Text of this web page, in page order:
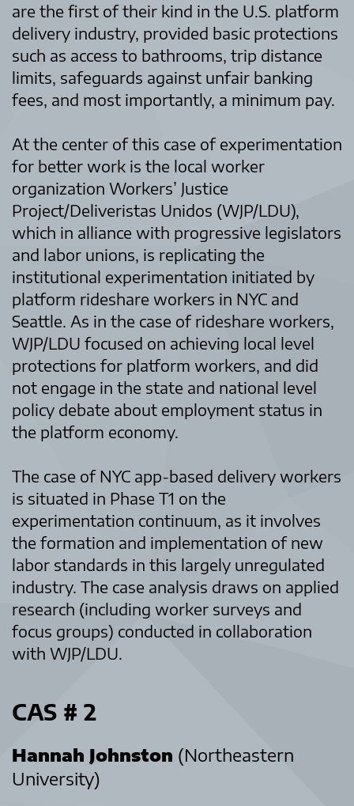
are the first of their kind in the U.S. platform
delivery industry, provided basic protections
such as access to bathrooms, trip distance
limits, safeguards against unfair banking
fees, and most importantly, a minimum pay.
At the center of this case of experimentation
for better work is the local worker
organization Workers’ Justice
Project/Deliveristas Unidos (WJP/LDU),
which in alliance with progressive legislators
and labor unions, is replicating the
institutional experimentation initiated by
platform rideshare workers in NYC and
Seattle. As in the case of rideshare workers,
WJP/LDU focused on achieving local level
protections for platform workers, and did
not engage in the state and national level
policy debate about employment status in
the platform economy.
The case of NYC app-based delivery workers
is situated in Phase T1 on the
experimentation continuum, as it involves
the formation and implementation of new
labor standards in this largely unregulated
industry. The case analysis draws on applied
research (including worker surveys and
focus groups) conducted in collaboration
with WJP/LDU.
CAS # 2
Hannah Johnston (Northeastern
University)